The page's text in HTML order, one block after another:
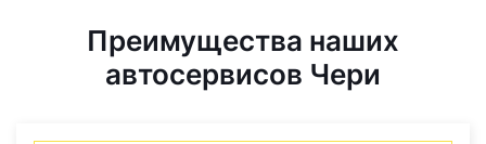
Преимущества наших
автосервисов Чери